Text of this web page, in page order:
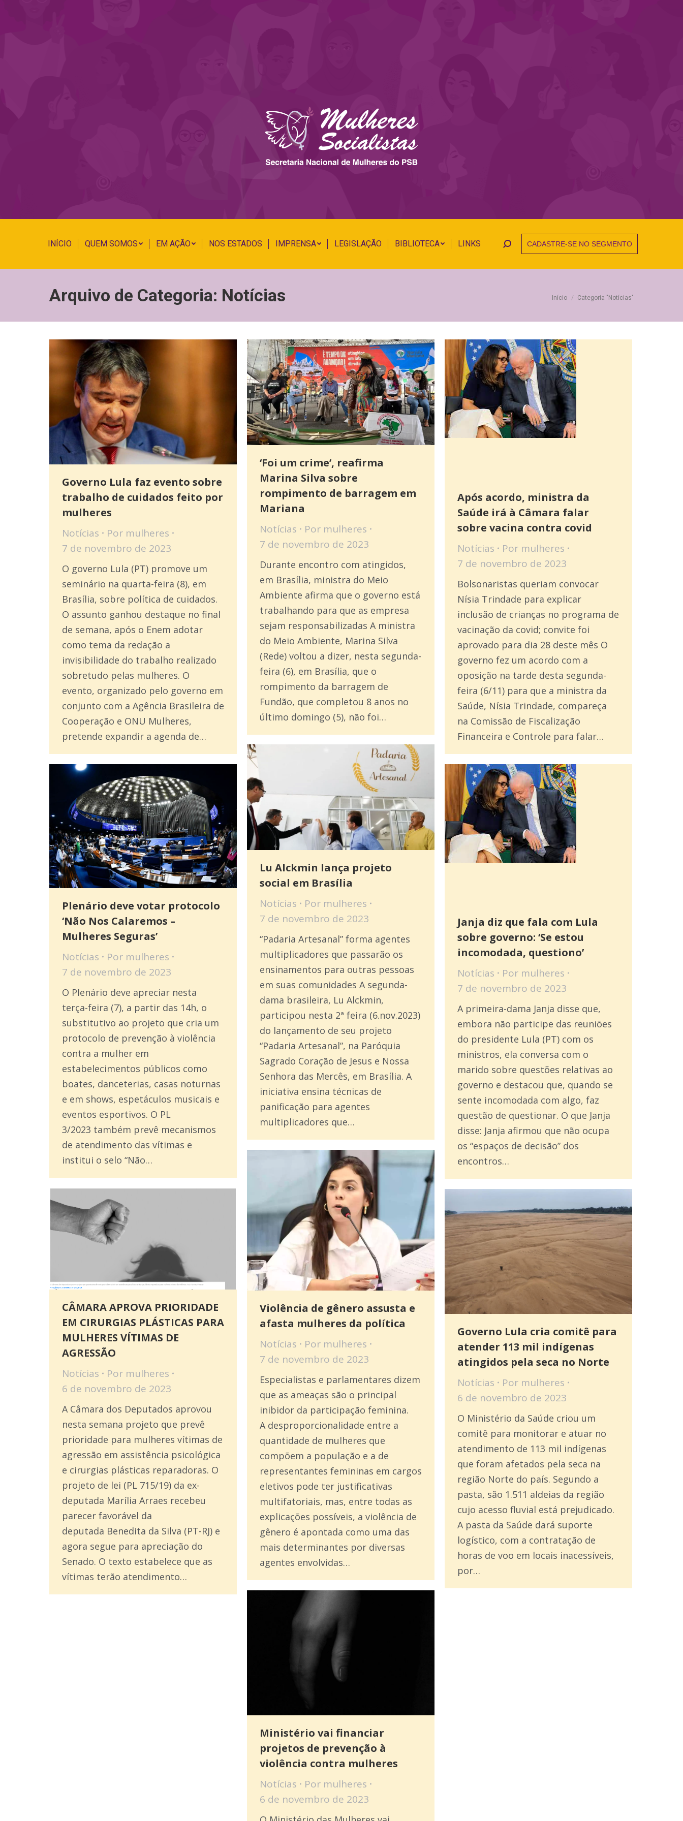
INÍCIO QUEM SOMOS EM AÇÃO NOS ESTADOS IMPRENSA LEGISLAÇÃO BIBLIOTECA LINKS Search:CADASTRE-SE NO SEGMENTO
Arquivo de Categoria: Notícias Você está aqui:
Início Categoria "Notícias"
Governo Lula faz evento sobre
trabalho de cuidados feito por
mulheres
Notícias Por mulheres
7 de novembro de 2023
O governo Lula (PT) promove um
seminário na quarta-feira (8), em
Brasília, sobre política de cuidados.
O assunto ganhou destaque no final
de semana, após o Enem adotar
como tema da redação a
invisibilidade do trabalho realizado
sobretudo pelas mulheres. O
evento, organizado pelo governo em
conjunto com a Agência Brasileira de
Cooperação e ONU Mulheres,
pretende expandir a agenda de…
‘Foi um crime’, reafirma
Marina Silva sobre
rompimento de barragem em
Mariana
Notícias Por mulheres
7 de novembro de 2023
Durante encontro com atingidos,
em Brasília, ministra do Meio
Ambiente afirma que o governo está
trabalhando para que as empresa
sejam responsabilizadas A ministra
do Meio Ambiente, Marina Silva
(Rede) voltou a dizer, nesta segunda-
feira (6), em Brasília, que o
rompimento da barragem de
Fundão, que completou 8 anos no
último domingo (5), não foi…
Após acordo, ministra da
Saúde irá à Câmara falar
sobre vacina contra covid
Notícias Por mulheres
7 de novembro de 2023
Bolsonaristas queriam convocar
Nísia Trindade para explicar
inclusão de crianças no programa de
vacinação da covid; convite foi
aprovado para dia 28 deste mês O
governo fez um acordo com a
oposição na tarde desta segunda-
feira (6/11) para que a ministra da
Saúde, Nísia Trindade, compareça
na Comissão de Fiscalização
Financeira e Controle para falar…
Lu Alckmin lança projeto
social em Brasília
Notícias Por mulheres
7 de novembro de 2023
“Padaria Artesanal” forma agentes
multiplicadores que passarão os
ensinamentos para outras pessoas
em suas comunidades A segunda-
dama brasileira, Lu Alckmin,
participou nesta 2ª feira (6.nov.2023)
do lançamento de seu projeto
“Padaria Artesanal”, na Paróquia
Sagrado Coração de Jesus e Nossa
Senhora das Mercês, em Brasília. A
iniciativa ensina técnicas de
panificação para agentes
multiplicadores que…
Plenário deve votar protocolo
‘Não Nos Calaremos –
Mulheres Seguras’
Notícias Por mulheres
7 de novembro de 2023
O Plenário deve apreciar nesta
terça-feira (7), a partir das 14h, o
substitutivo ao projeto que cria um
protocolo de prevenção à violência
contra a mulher em
estabelecimentos públicos como
boates, danceterias, casas noturnas
e em shows, espetáculos musicais e
eventos esportivos. O PL
3/2023 também prevê mecanismos
de atendimento das vítimas e
institui o selo “Não…
Janja diz que fala com Lula
sobre governo: ‘Se estou
incomodada, questiono’
Notícias Por mulheres
7 de novembro de 2023
A primeira-dama Janja disse que,
embora não participe das reuniões
do presidente Lula (PT) com os
ministros, ela conversa com o
marido sobre questões relativas ao
governo e destacou que, quando se
sente incomodada com algo, faz
questão de questionar. O que Janja
disse: Janja afirmou que não ocupa
os “espaços de decisão” dos
encontros…
Violência de gênero assusta e
afasta mulheres da política
Notícias Por mulheres
7 de novembro de 2023
Especialistas e parlamentares dizem
que as ameaças são o principal
inibidor da participação feminina.
A desproporcionalidade entre a
quantidade de mulheres que
compõem a população e a de
representantes femininas em cargos
eletivos pode ter justificativas
multifatoriais, mas, entre todas as
explicações possíveis, a violência de
gênero é apontada como uma das
mais determinantes por diversas
agentes envolvidas…
CÂMARA APROVA PRIORIDADE
EM CIRURGIAS PLÁSTICAS PARA
MULHERES VÍTIMAS DE
AGRESSÃO
Notícias Por mulheres
6 de novembro de 2023
A Câmara dos Deputados aprovou
nesta semana projeto que prevê
prioridade para mulheres vítimas de
agressão em assistência psicológica
e cirurgias plásticas reparadoras. O
projeto de lei (PL 715/19) da ex-
deputada Marília Arraes recebeu
parecer favorável da
deputada Benedita da Silva (PT-RJ) e
agora segue para apreciação do
Senado. O texto estabelece que as
vítimas terão atendimento…
Governo Lula cria comitê para
atender 113 mil indígenas
atingidos pela seca no Norte
Notícias Por mulheres
6 de novembro de 2023
O Ministério da Saúde criou um
comitê para monitorar e atuar no
atendimento de 113 mil indígenas
que foram afetados pela seca na
região Norte do país. Segundo a
pasta, são 1.511 aldeias da região
cujo acesso fluvial está prejudicado.
A pasta da Saúde dará suporte
logístico, com a contratação de
horas de voo em locais inacessíveis,
por…
Ministério vai financiar
projetos de prevenção à
violência contra mulheres
Notícias Por mulheres
6 de novembro de 2023